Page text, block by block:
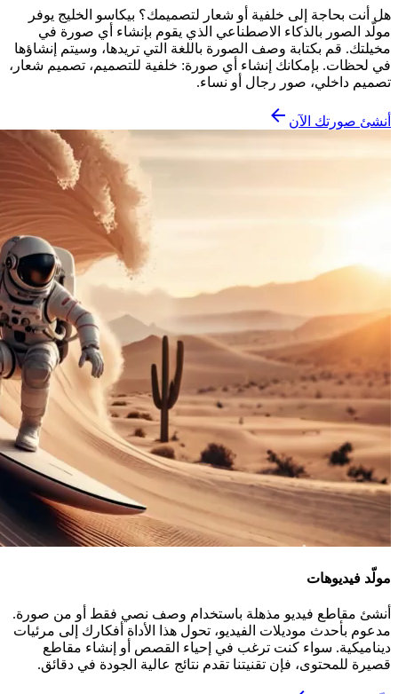
هل أنت بحاجة إلى خلفية أو شعار لتصميمك؟ بيكاسو الخليج يوفر
مولّد الصور بالذكاء الاصطناعي الذي يقوم بإنشاء أي صورة في
مخيلتك. قم بكتابة وصف الصورة باللغة التي تريدها، وسيتم إنشاؤها
في لحظات. بإمكانك إنشاء أي صورة: خلفية للتصميم، تصميم شعار،
تصميم داخلي، صور رجال أو نساء.
أنشئ صورتك الآن
مولّد فيديوهات
أنشئ مقاطع فيديو مذهلة باستخدام وصف نصي فقط أو من صورة.
مدعوم بأحدث موديلات الفيديو، تحول هذا الأداة أفكارك إلى مرئيات
ديناميكية. سواء كنت ترغب في إحياء القصص أو إنشاء مقاطع
قصيرة للمحتوى، فإن تقنيتنا تقدم نتائج عالية الجودة في دقائق.